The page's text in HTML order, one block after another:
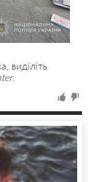
виділіть
.